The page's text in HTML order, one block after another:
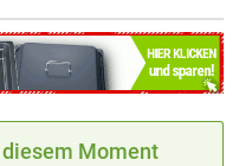
Moment